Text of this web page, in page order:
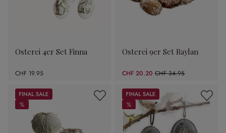
Osterei 4er Set Finna
CHF 19.95
Osterei 9er Set Raylan
CHF 20.20 CHF 34.95
(42.2% gespart)
Sale
%
%
Sale
%
%